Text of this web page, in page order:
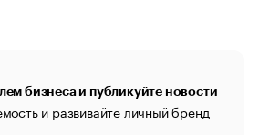
бизнеса и публикуйте новости
и развивайте личный бренд